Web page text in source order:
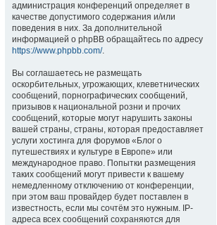
администрация конференций определяет в
качестве допустимого содержания и/или
поведения в них. За дополнительной
информацией о phpBB обращайтесь по адресу
https://www.phpbb.com/.
Вы соглашаетесь не размещать
оскорбительных, угрожающих, клеветнических
сообщений, порнографических сообщений,
призывов к национальной розни и прочих
сообщений, которые могут нарушить законы
вашей страны, страны, которая предоставляет
услуги хостинга для форумов «Блог о
путешествиях и культуре в Европе» или
международное право. Попытки размещения
таких сообщений могут привести к вашему
немедленному отключению от конференции,
при этом ваш провайдер будет поставлен в
известность, если мы сочтём это нужным. IP-
адреса всех сообщений сохраняются для